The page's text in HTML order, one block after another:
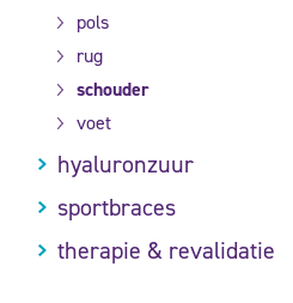
pols
rug
schouder
voet
hyaluronzuur
sportbraces
therapie & revalidatie